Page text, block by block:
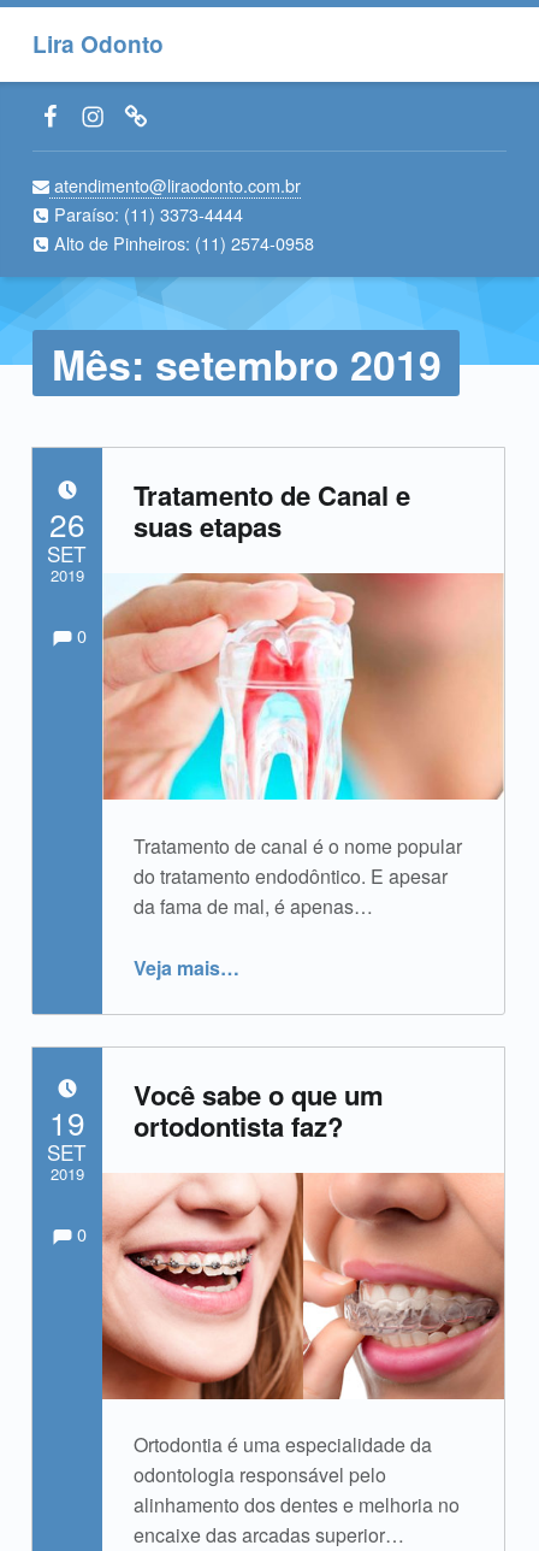
Lira Odonto
Facebook LiraOdonto
Instagram LiraOdonto
Site LiraOdonto
atendimento@liraodonto.com.br
Paraíso: (11) 3373-4444
Alto de Pinheiros: (11) 2574-0958
Mês: setembro 2019
Tratamento de Canal e
suas etapas
Tratamento de canal é o nome popular
do tratamento endodôntico. E apesar
da fama de mal, é apenas…
Veja mais…
POSTADO EM:
26
SET
2019
Escrito por:Comentários:
Comments:
0
Você sabe o que um
ortodontista faz?
Ortodontia é uma especialidade da
odontologia responsável pelo
alinhamento dos dentes e melhoria no
encaixe das arcadas superior…
POSTADO EM:
19
SET
2019
Escrito por:Comentários:
Comments:
0